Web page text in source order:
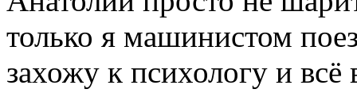
только я машинистом
захожу к психологу и